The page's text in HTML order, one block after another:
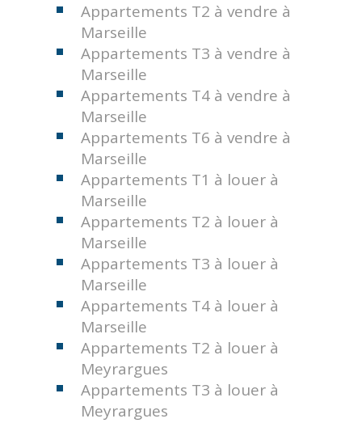
Appartements T2 à vendre à
Marseille
Appartements T3 à vendre à
Marseille
Appartements T4 à vendre à
Marseille
Appartements T6 à vendre à
Marseille
Appartements T1 à louer à
Marseille
Appartements T2 à louer à
Marseille
Appartements T3 à louer à
Marseille
Appartements T4 à louer à
Marseille
Appartements T2 à louer à
Meyrargues
Appartements T3 à louer à
Meyrargues